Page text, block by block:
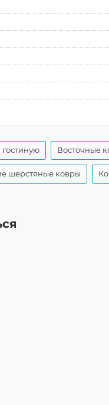
Восточные
шерстяные ковры